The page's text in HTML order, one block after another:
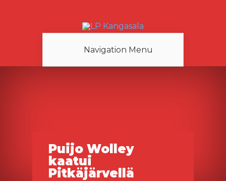
Navigation Menu
Puijo Wolley
kaatui
Pitkäjärvellä